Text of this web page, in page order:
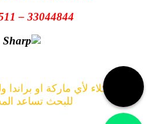
33044844 – 33451511
لسنا وكلاء لأي ماركة او
للبحث تساعد